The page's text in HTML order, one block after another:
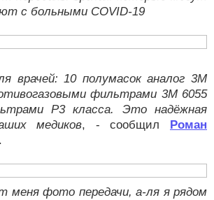
с больными COVID-19
врачей: 10 полумасок аналог 3М
фильтрами 3М 6055
Р3 класса. Это надёжная
медиков, - сообщил
Роман
.
меня фото передачи, а-ля я рядом